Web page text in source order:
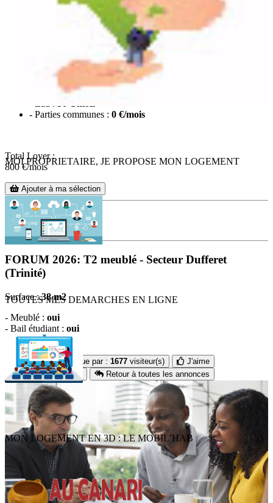
MOI PROPRIETAIRE, JE PROPOSE MON LOGEMENT
TOUTES MES DEMARCHES EN LIGNE
MON LOGEMENT EN 3D : LE MOBIL’HAB
Les charges comprennent :
- Electricité :50 €/mois
- Parties communes : 0 €/mois
Total Loyer :
800€/mois
Ajouter à ma sélection
FORUM 2026: T2 meublé - Secteur Dufferet
(Trinité)
Surface :38 m2
- Meublé : oui
- Bail étudiant : oui
- Colocation :non
l'annonce à été vue par : 1677 visiteur(s)
J'aime
Envoyer à un ami
Retour à toutes les annonces